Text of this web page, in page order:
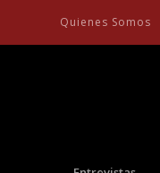
Quienes Somos